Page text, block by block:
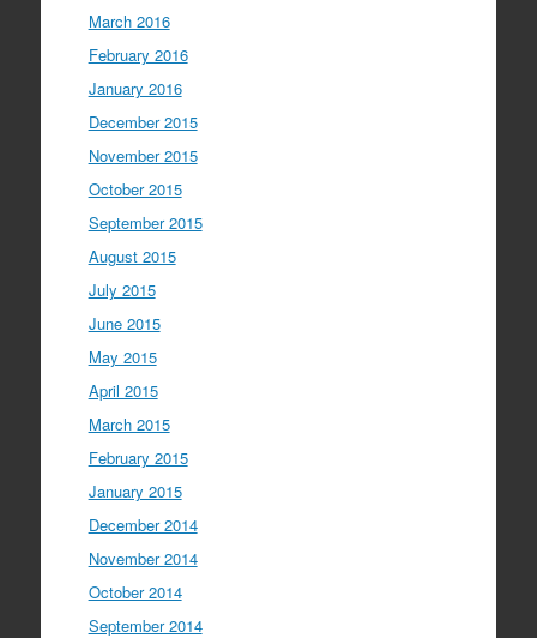
March 2016
February 2016
January 2016
December 2015
November 2015
October 2015
September 2015
August 2015
July 2015
June 2015
May 2015
April 2015
March 2015
February 2015
January 2015
December 2014
November 2014
October 2014
September 2014